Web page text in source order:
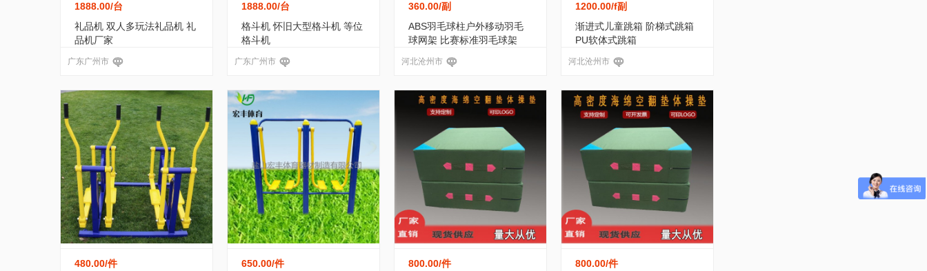
1888.00/台
礼品机 双人多玩法礼品机 礼
品机厂家
广东广州市
1888.00/台
格斗机 怀旧大型格斗机 等位
格斗机
广东广州市
360.00/副
ABS羽毛球柱户外移动羽毛
球网架 比赛标准羽毛球架
河北沧州市
1200.00/f副
渐进式儿童跳箱 阶梯式跳箱
PU软体式跳箱
河北沧州市
480.00/件
650.00/件
800.00/件
800.00/件